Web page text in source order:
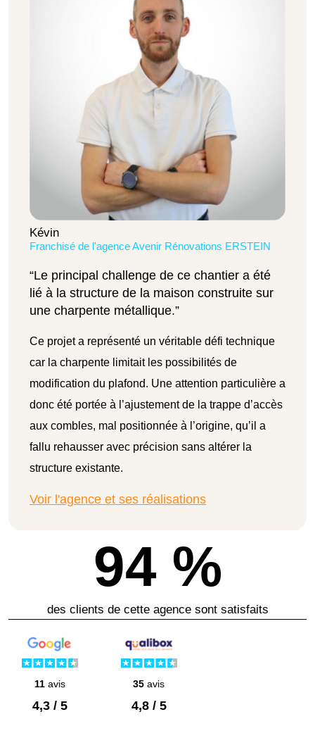
Kévin
Franchisé de l'agence Avenir Rénovations ERSTEIN
“Le principal challenge de ce chantier a été
lié à la structure de la maison construite sur
une charpente métallique.”
Ce projet a représenté un véritable défi technique
car la charpente limitait les possibilités de
modification du plafond. Une attention particulière a
donc été portée à l’ajustement de la trappe d’accès
aux combles, mal positionnée à l’origine, qu’il a
fallu rehausser avec précision sans altérer la
structure existante.
Voir l'agence et ses réalisations
94 %
des clients de cette agence sont satisfaits
11avis
4,3 / 5
35 avis
4,8 / 5